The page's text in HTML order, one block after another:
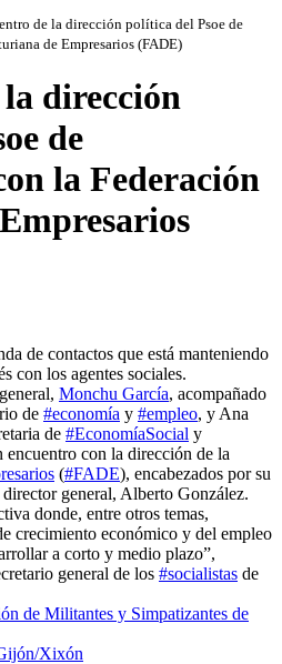
de la dirección política del Psoe de
de Empresarios (FADE)
dirección
de
la Federación
de contactos que está manteniendo
con los agentes sociales.
Monchu García, acompañado
de #economía y #empleo, y Ana
de #EconomíaSocial y
encuentro con la dirección de la
(#FADE), encabezados por su
general, Alberto González.
donde, entre otros temas,
crecimiento económico y del empleo
a corto y medio plazo”,
general de los #socialistas de
de Militantes y Simpatizantes de
Xixón